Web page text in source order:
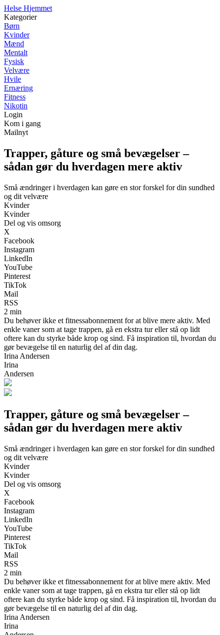
Helse Hjemmet
Kategorier
Børn
Kvinder
Mænd
Mentalt
Fysisk
Velvære
Hvile
Ernæring
Fitness
Nikotin
Login
Kom i gang
Mailnyt
Trapper, gåture og små bevægelser –
sådan gør du hverdagen mere aktiv
Små ændringer i hverdagen kan gøre en stor forskel for din sundhed
og dit velvære
Kvinder
Kvinder
Del og vis omsorg
X
Facebook
Instagram
LinkedIn
YouTube
Pinterest
TikTok
Mail
RSS
2 min
Du behøver ikke et fitnessabonnement for at blive mere aktiv. Med
enkle vaner som at tage trappen, gå en ekstra tur eller stå op lidt
oftere kan du styrke både krop og sind. Få inspiration til, hvordan du
gør bevægelse til en naturlig del af din dag.
Irina Andersen
Irina
Andersen
Trapper, gåture og små bevægelser –
sådan gør du hverdagen mere aktiv
Små ændringer i hverdagen kan gøre en stor forskel for din sundhed
og dit velvære
Kvinder
Kvinder
Del og vis omsorg
X
Facebook
Instagram
LinkedIn
YouTube
Pinterest
TikTok
Mail
RSS
2 min
Du behøver ikke et fitnessabonnement for at blive mere aktiv. Med
enkle vaner som at tage trappen, gå en ekstra tur eller stå op lidt
oftere kan du styrke både krop og sind. Få inspiration til, hvordan du
gør bevægelse til en naturlig del af din dag.
Irina Andersen
Irina